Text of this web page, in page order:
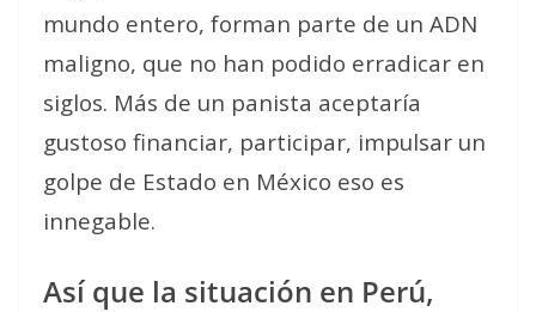
mundo entero, forman parte de un ADN
maligno, que no han podido erradicar en
siglos. Más de un panista aceptaría
gustoso financiar, participar, impulsar un
golpe de Estado en México eso es
innegable.
Así que la situación en Perú,